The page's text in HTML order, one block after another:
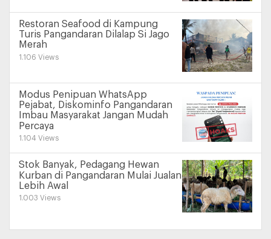
Restoran Seafood di Kampung
Turis Pangandaran Dilalap Si Jago
Merah
1.106 Views
Modus Penipuan WhatsApp
Pejabat, Diskominfo Pangandaran
Imbau Masyarakat Jangan Mudah
Percaya
1.104 Views
Stok Banyak, Pedagang Hewan
Kurban di Pangandaran Mulai Jualan
Lebih Awal
1.003 Views